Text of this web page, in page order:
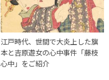
江戸時代、世間で大炎上した旗
本と吉原遊女の心中事件「藤枝
心中」をご紹介